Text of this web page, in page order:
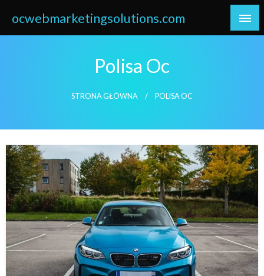
content
ocwebmarketingsolutions.com
Polisa Oc
STRONA GŁÓWNA POLISA OC